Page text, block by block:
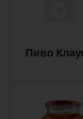
Пиво